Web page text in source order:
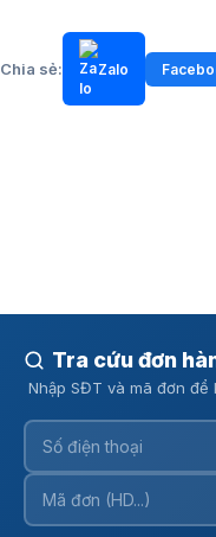
Chia sẻ: Zalo
Tra cứu đơn
Nhập SĐT và mã đơn